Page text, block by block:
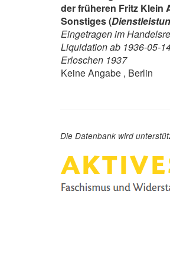
der früheren Fritz Klein
Sonstiges (
Eingetragen im
Liquidation ab 1936-05-
Erloschen 1937
Keine Angabe , Berlin
Die Datenbank wird